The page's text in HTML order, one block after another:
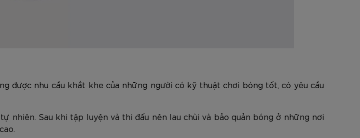
được nhu cầu khắt khe của những người có kỹ thuật chơi bóng tốt, có yêu cầu
nhiên. Sau khi tập luyện và thi đấu nên lau chùi và bảo quản bóng ở những nơi